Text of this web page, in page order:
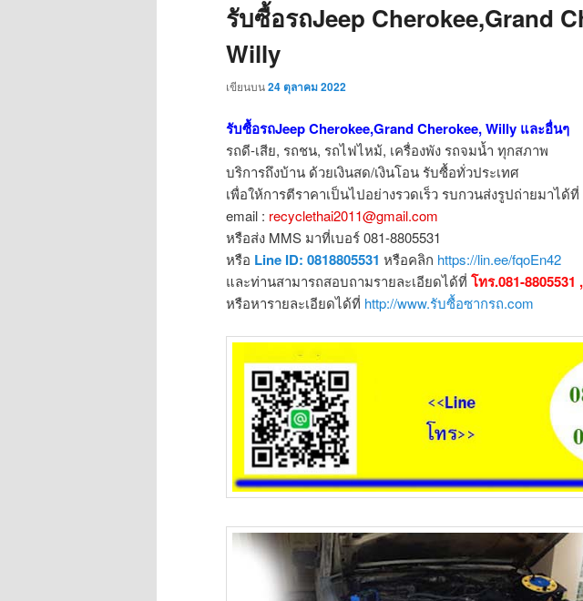
รับซื้อรถJeep Cherokee,Grand
Willy
เขียนบน24 ตุลาคม 2022
รับซื้อรถJeep Cherokee,Grand Cherokee, Willy และอื่นๆ
รถดี-เสีย, รถชน, รถไฟไหม้, เครื่องพัง รถจมน้ำ ทุกสภาพ
บริการถึงบ้าน ด้วยเงินสด/เงินโอน รับซื้อทั่วประเทศ
เพื่อให้การตีราคาเป็นไปอย่างรวดเร็ว รบกวนส่งรูปถ่ายมาได้ที่
email : recyclethai2011@gmail.com
หรือส่ง MMS มาที่เบอร์ 081-8805531
หรือ Line ID: 0818805531 หรือคลิก https://lin.ee/fqoEn42
และท่านสามารถสอบถามรายละเอียดได้ที่ โทร.081-8805531
หรือหารายละเอียดได้ที่ http://www.รับซื้อซากรถ.com